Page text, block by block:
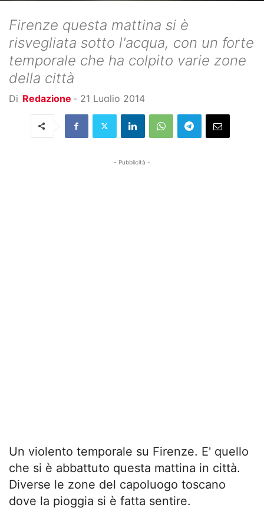
Firenze questa mattina si è
risvegliata sotto l'acqua, con un forte
temporale che ha colpito varie zone
della città
Di Redazione - 21 Luglio 2014
- Pubblicità -
Un violento temporale su Firenze. E' quello
che si è abbattuto questa mattina in città.
Diverse le zone del capoluogo toscano
dove la pioggia si è fatta sentire.